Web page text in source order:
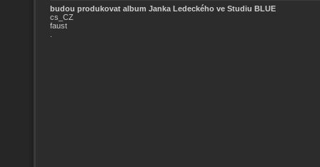
budou produkovat album Janka Ledeckého ve Studiu BLUE
cs_CZ
faust